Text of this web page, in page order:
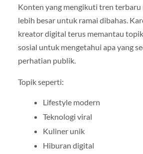
Konten yang mengikuti tren terbaru
lebih besar untuk ramai dibahas.
kreator digital terus memantau
sosial untuk mengetahui apa yang
perhatian publik.
Topik seperti:
Lifestyle modern
Teknologi viral
Kuliner unik
Hiburan digital